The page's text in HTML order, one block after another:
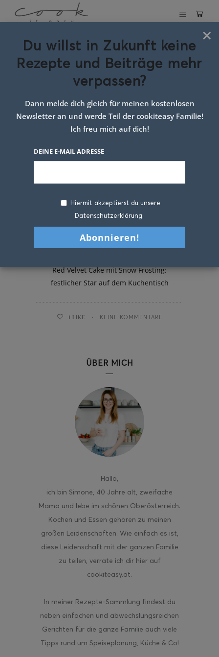
Schlagwort:
einfache Torte
Red Velvet Cake mit Snow
Frosting
Red Velvet Cake mit Snow Frosting:
festlicher Star auf dem Kuchentisch
1 LIKE KEINE KOMMENTARE
ÜBER MICH
Hallo,
ich bin Simone, 40 Jahre alt, zweifache
Mama und lebe im schönen Oberösterreich.
Kochen und Essen gehören zu meinen
großen Leidenschaften. Wie einfach es ist,
diese Leidenschaft mit der ganzen Familie
zu teilen, verrate ich dir hier auf
cookiteasy.at.
In meiner Rezepte-Sammlung findest du
neben einfachen und abwechslungsreichen
Gerichten für die ganze Familie auch viele
Tipps rund um Speiseplanung, Küche & Co!
×
Du willst in Zukunft keine
Rezepte und Beiträge mehr
verpassen?
Dann melde dich gleich für meinen kostenlosen
Newsletter an und werde Teil der cookiteasy Familie!
Ich freu mich auf dich!
DEINE E-MAIL ADRESSE
Hiermit akzeptierst du unsere
Datenschutzerklärung.